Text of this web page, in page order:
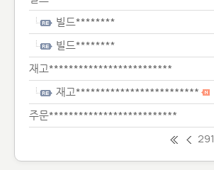
빌드********
빌드********
재고*************************
재고*************************
주문**************************
291